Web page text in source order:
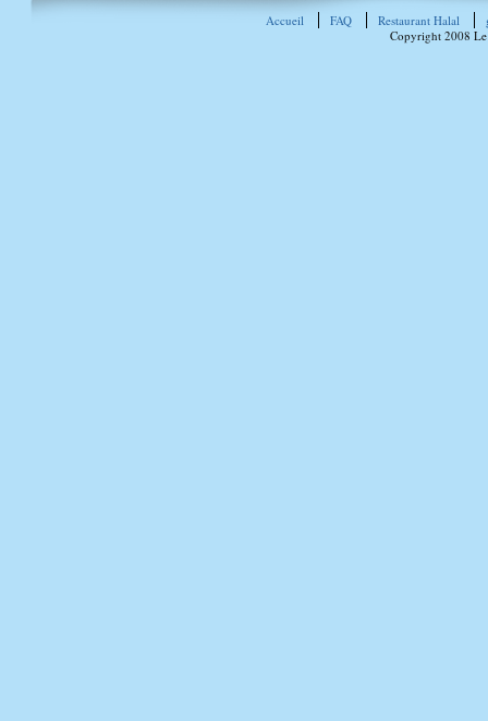
Accueil FAQ Restaurant Halal
Copyright 2008